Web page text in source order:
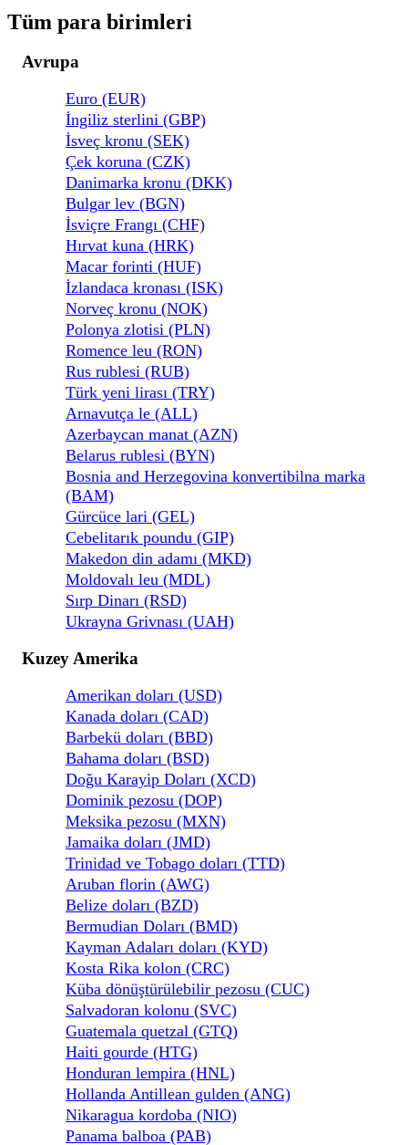
Tüm para birimleri
Avrupa
Euro (EUR)
İngiliz sterlini (GBP)
İsveç kronu (SEK)
Çek koruna (CZK)
Danimarka kronu (DKK)
Bulgar lev (BGN)
İsviçre Frangı (CHF)
Hırvat kuna (HRK)
Macar forinti (HUF)
İzlandaca kronası (ISK)
Norveç kronu (NOK)
Polonya zlotisi (PLN)
Romence leu (RON)
Rus rublesi (RUB)
Türk yeni lirası (TRY)
Arnavutça le (ALL)
Azerbaycan manat (AZN)
Belarus rublesi (BYN)
Bosnia and Herzegovina konvertibilna marka
(BAM)
Gürcüce lari (GEL)
Cebelitarık poundu (GIP)
Makedon din adamı (MKD)
Moldovalı leu (MDL)
Sırp Dinarı (RSD)
Ukrayna Grivnası (UAH)
Kuzey Amerika
Amerikan doları (USD)
Kanada doları (CAD)
Barbekü doları (BBD)
Bahama doları (BSD)
Doğu Karayip Doları (XCD)
Dominik pezosu (DOP)
Meksika pezosu (MXN)
Jamaika doları (JMD)
Trinidad ve Tobago doları (TTD)
Aruban florin (AWG)
Belize doları (BZD)
Bermudian Doları (BMD)
Kayman Adaları doları (KYD)
Kosta Rika kolon (CRC)
Küba dönüştürülebilir pezosu (CUC)
Salvadoran kolonu (SVC)
Guatemala quetzal (GTQ)
Haiti gourde (HTG)
Honduran lempira (HNL)
Hollanda Antillean gulden (ANG)
Nikaragua kordoba (NIO)
Panama balboa (PAB)